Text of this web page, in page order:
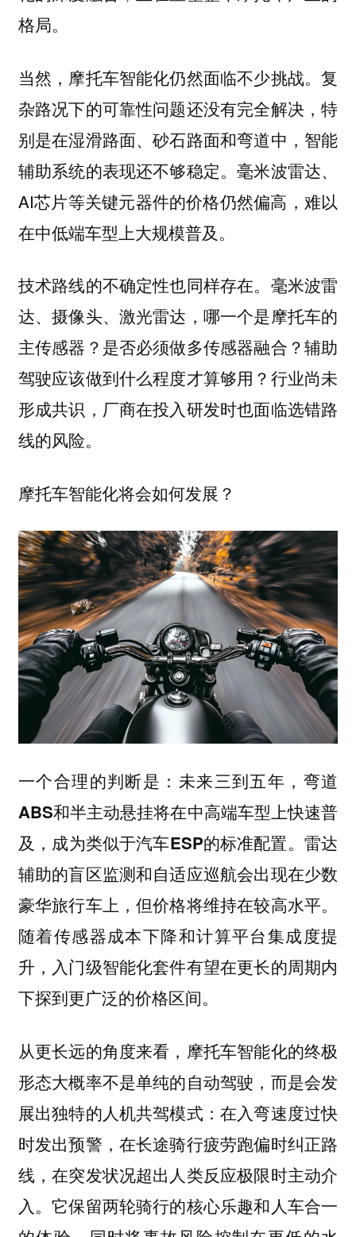
格局。
当然，摩托车智能化仍然面临不少挑战。复
杂路况下的可靠性问题还没有完全解决，特
别是在湿滑路面、砂石路面和弯道中，智能
辅助系统的表现还不够稳定。毫米波雷达、
AI芯片等关键元器件的价格仍然偏高，难以
在中低端车型上大规模普及。
技术路线的不确定性也同样存在。毫米波雷
达、摄像头、激光雷达，哪一个是摩托车的
主传感器？是否必须做多传感器融合？辅助
驾驶应该做到什么程度才算够用？行业尚未
形成共识，厂商在投入研发时也面临选错路
线的风险。
摩托车智能化将会如何发展？
一个合理的判断是：未来三到五年，弯道
ABS和半主动悬挂将在中高端车型上快速普
及，成为类似于汽车ESP的标准配置。 雷达
辅助的盲区监测和自适应巡航会出现在少数
豪华旅行车上，但价格将维持在较高水平。
随着传感器成本下降和计算平台集成度提
升，入门级智能化套件有望在更长的周期内
下探到更广泛的价格区间。
从更长远的角度来看，摩托车智能化的终极
形态大概率不是单纯的自动驾驶，而是会发
展出独特的人机共驾模式：在入弯速度过快
时发出预警，在长途骑行疲劳跑偏时纠正路
线，在突发状况超出人类反应极限时主动介
入。它保留两轮骑行的核心乐趣和人车合一